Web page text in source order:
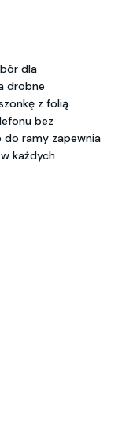
dla
drobne
z folią
bez
do ramy zapewnia
każdych